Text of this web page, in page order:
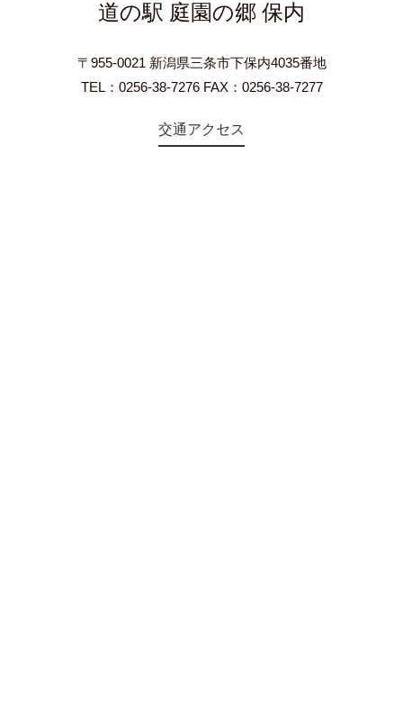
道の駅 庭園の郷 保内
〒955-0021 新潟県三条市下保内4035番地
TEL：0256-38-7276 FAX：0256-38-7277
交通アクセス